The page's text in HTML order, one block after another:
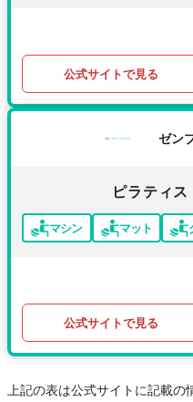
公式サイトで見る
ゼン
ピラティ
マシン マット
公式サイトで見る
上記の表は公式サイトに記載の